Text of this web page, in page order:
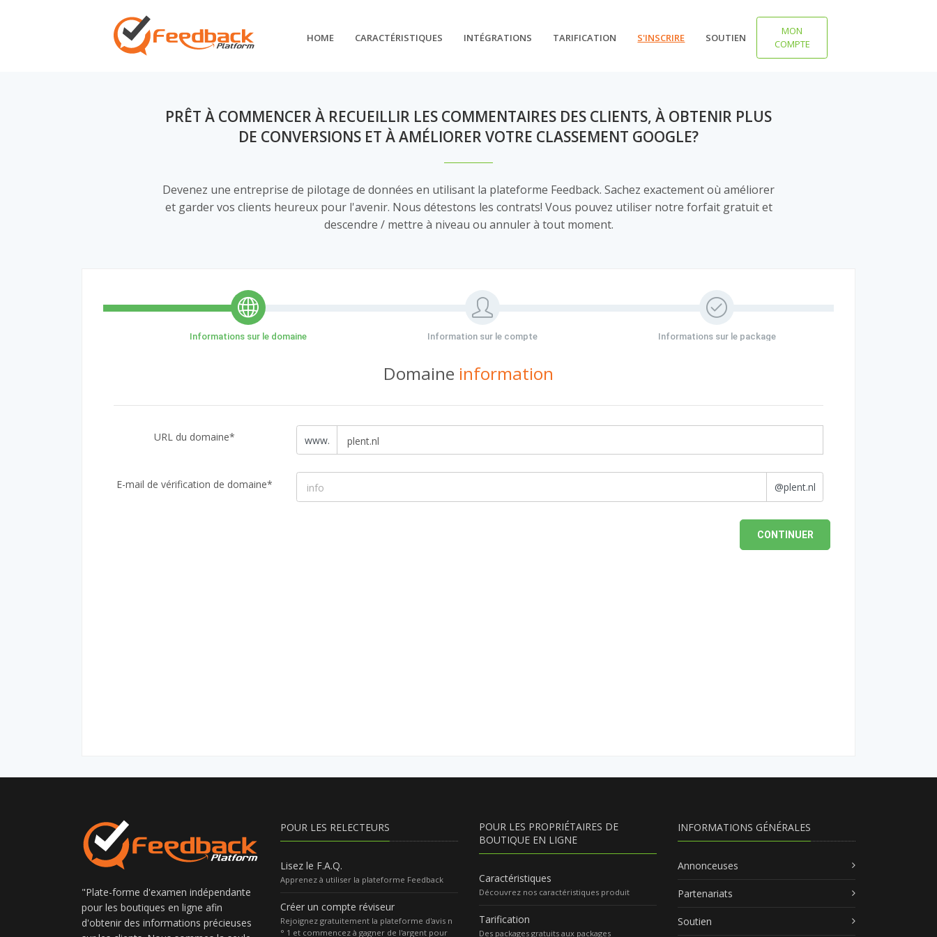
HOME CARACTÉRISTIQUES INTÉGRATIONS TARIFICATION S'INSCRIRE SOUTIEN
MON
COMPTE
PRÊT À COMMENCER À RECUEILLIR LES COMMENTAIRES DES CLIENTS, À OBTENIR PLUS
DE CONVERSIONS ET À AMÉLIORER VOTRE CLASSEMENT GOOGLE?
Devenez une entreprise de pilotage de données en utilisant la plateforme Feedback. Sachez exactement où améliorer
et garder vos clients heureux pour l'avenir. Nous détestons les contrats! Vous pouvez utiliser notre forfait gratuit et
descendre / mettre à niveau ou annuler à tout moment.
Informations sur le domaine Information sur le compte Informations sur le package
Domaine information
URL du domaine* www.
E-mail de vérification de domaine* @plent.nl
CONTINUER
"Plate-forme d'examen indépendante
pour les boutiques en ligne afin
d'obtenir des informations précieuses
POUR LES RELECTEURS
Lisez le F.A.Q.
Apprenez à utiliser la plateforme Feedback
Créer un compte réviseur
Rejoignez gratuitement la plateforme d'avis n
° 1 et commencez à gagner de l'argent pour
POUR LES PROPRIÉTAIRES DE
BOUTIQUE EN LIGNE
Caractéristiques
Découvrez nos caractéristiques produit
Tarification
Des packages gratuits aux packages
INFORMATIONS GÉNÉRALES
Annonceuses
Partenariats
Soutien